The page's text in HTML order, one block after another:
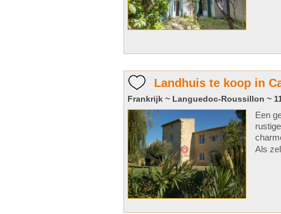
Landhuis te koop in
Frankrijk ~ Languedoc-Roussillon ~
Een
Als